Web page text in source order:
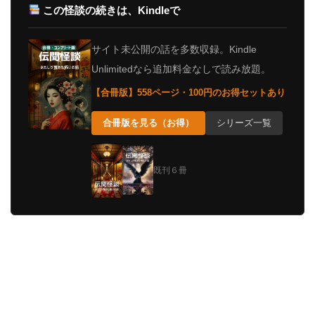
この怪談の続きは、Kindleで
サイト未公開の話を多数収録。Kindle
Unlimitedなら追加料金なしで読み放題。
【合冊版】558ページ・100円のお得セットあり
合冊版を見る（お得） シリーズ一覧
既刊６冊